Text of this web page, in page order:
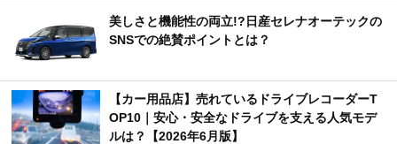
美しさと機能性の両立!?日産セレナオーテックの
SNSでの絶賛ポイントとは？
【カー用品店】売れているドライブレコーダーT
OP10｜安心・安全なドライブを支える人気モデ
ルは？【2026年6月版】